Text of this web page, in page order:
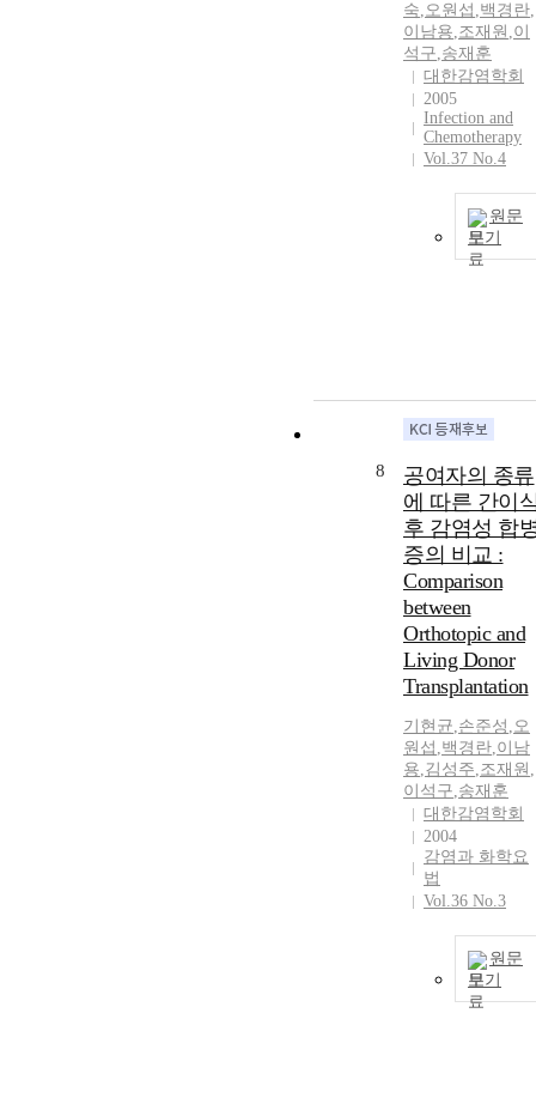
숙,오원섭 ,백경란,
이남용,조재원 ,이
석구,송재훈
대한감염학회
2005
Infection and
Chemotherapy
Vol.37 No.4
원문
보기
8
공여자의 종류
에 따른 간이
후 감염성 합
증의 비교 :
Comparison
between
Orthotopic and
Living Donor
Transplantation
기현균,손준성 ,오
원섭 ,백경란,이남
용,김성주,조재원 ,
이석구,송재훈
대한감염학회
2004
감염과 화학요
법
Vol.36 No.3
원문
보기